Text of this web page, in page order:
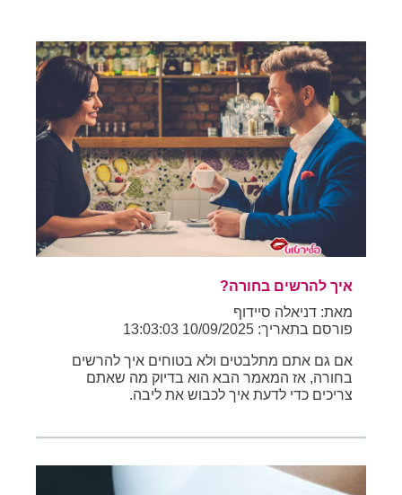
איך להרשים בחורה?
מאת: דניאלה סיידוף
פורסם בתאריך: 10/09/2025 13:03:03
אם גם אתם מתלבטים ולא בטוחים איך להרשים
בחורה, אז המאמר הבא הוא בדיוק מה שאתם
צריכים כדי לדעת איך לכבוש את ליבה.